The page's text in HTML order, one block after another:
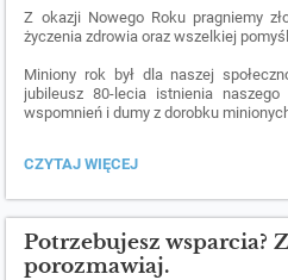
Z okazji Nowego Roku pragniemy
życzenia zdrowia oraz wszelkiej
Miniony rok był dla naszej
jubileusz 80-lecia istnienia
wspomnień i dumy z dorobku
ŻYCZENIA
NOWY
ROK
2026.:
CZYTAJ WIĘCEJ
Potrzebujesz wsparcia?
porozmawiaj.